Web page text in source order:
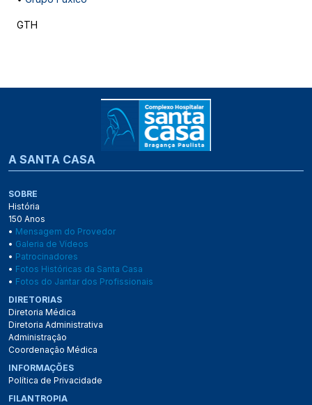
GTH
A SANTA CASA
SOBRE
História
150 Anos
• Mensagem do Provedor
• Galeria de Vídeos
• Patrocinadores
• Fotos Históricas da Santa Casa
• Fotos do Jantar dos Profissionais
DIRETORIAS
Diretoria Médica
Diretoria Administrativa
Administração
Coordenação Médica
INFORMAÇÕES
Política de Privacidade
FILANTROPIA